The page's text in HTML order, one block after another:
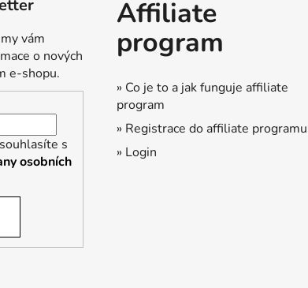
vám
o nových
e-shopu.
s
osobních
Affiliate
program
» Co je to a jak funguje affiliate
program
» Registrace do affiliate programu
» Login